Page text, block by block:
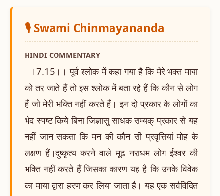
🎙️ Swami Chinmayananda
HINDI COMMENTARY
।।7.15।। पूर्व श्लोक में कहा गया है कि मेरे भक्त माया
को तर जाते हैं तो इस श्लोक में बता रहे हैं कि कौन से लोग
हैं जो मेरी भक्ति नहीं करते हैं। इन दो प्रकार के लोगों का
भेद स्पष्ट किये बिना जिज्ञासु साधक सम्यक् प्रकार से यह
नहीं जान सकता कि मन की कौन सी प्रवृत्तियां मोह के
लक्षण हैं।दुष्कृत्य करने वाले मूढ नराधम लोग ईश्वर की
भक्ति नहीं करते हैं जिसका कारण यह है कि उनके विवेक
का माया द्वारा हरण कर लिया जाता है। यह एक सर्वविदित